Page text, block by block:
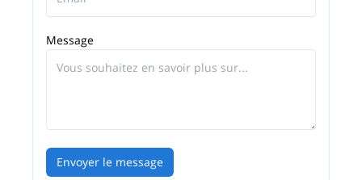
Message
Envoyer le message